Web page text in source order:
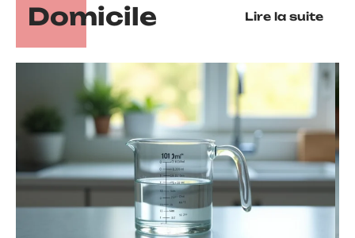
Domicile Lire la suite